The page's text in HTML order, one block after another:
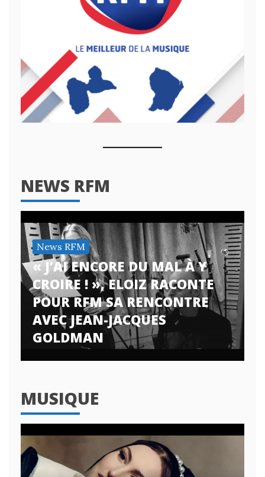
NEWS RFM
News RFM
« J’AI ENCORE DU MAL À Y
CROIRE ! », ELOIZ RACONTE
POUR RFM SA RENCONTRE
AVEC JEAN-JACQUES
GOLDMAN
MUSIQUE